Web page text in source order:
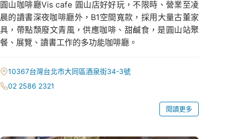
圓山咖啡廳Vis cafe 圓山店好好玩，不限時、營業至凌
晨的讀書深夜咖啡廳外，B1空間寬款，採用大量古董家
具，帶點頹廢文青風，供應咖啡、甜鹹食，是圓山站聚
餐、展覽、讀書工作的多功能咖啡廳。
10367台灣台北市大同區酒泉街34-3號
02 2586 2321
閱讀更多